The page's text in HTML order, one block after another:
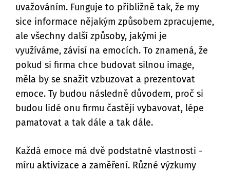
uvažováním. Funguje to přibližně tak, že my
sice informace nějakým způsobem zpracujeme,
ale všechny další způsoby, jakými je
využíváme, závisí na emocích. To znamená, že
pokud si firma chce budovat silnou image,
měla by se snažit vzbuzovat a prezentovat
emoce. Ty budou následně důvodem, proč si
budou lidé onu firmu častěji vybavovat, lépe
pamatovat a tak dále a tak dále.
Každá emoce má dvě podstatné vlastnosti -
míru aktivizace a zaměření. Různé výzkumy